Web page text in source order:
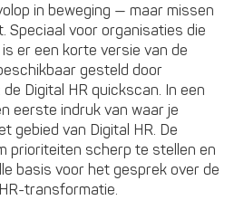
in beweging — maar missen
Speciaal voor organisaties die
er een korte versie van de
gesteld door
Digital HR quickscan. In een
eerste indruk van waar je
gebied van Digital HR. De
prioriteiten scherp te stellen en
basis voor het gesprek over de
transformatie.